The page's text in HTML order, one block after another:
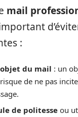
mail
:
objet du mail : un
de ne pas
de politesse ou